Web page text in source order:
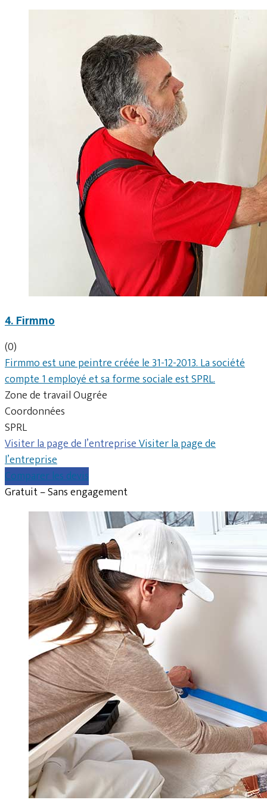
4. Firmmo
(0)
Firmmo est une peintre créée le 31-12-2013. La société
compte 1 employé et sa forme sociale est SPRL.
Zone de travail Ougrée
Coordonnées
SPRL
Visiter la page de l’entrepriseVisiter la page de
l’entreprise
Comparer les devis
Gratuit – Sans engagement